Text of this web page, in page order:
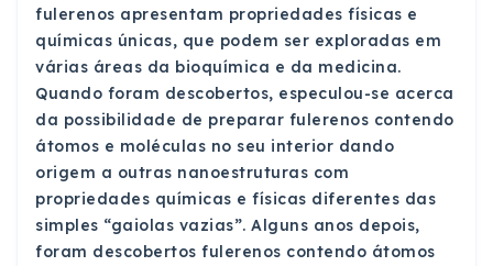
fulerenos apresentam propriedades físicas e
químicas únicas, que podem ser exploradas em
várias áreas da bioquímica e da medicina.
Quando foram descobertos, especulou-se acerca
da possibilidade de preparar fulerenos contendo
átomos e moléculas no seu interior dando
origem a outras nanoestruturas com
propriedades químicas e físicas diferentes das
simples “gaiolas vazias”. Alguns anos depois,
foram descobertos fulerenos contendo átomos